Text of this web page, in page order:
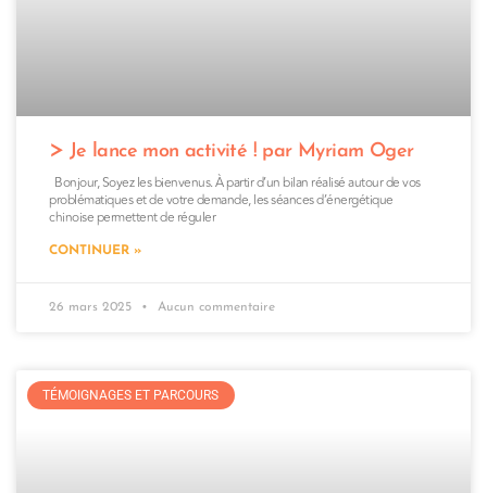
Je lance mon activité ! par Myriam Oger
Bonjour, Soyez les bienvenus. À partir d’un bilan réalisé autour de vos
problématiques et de votre demande, les séances d’énergétique
chinoise permettent de réguler
CONTINUER »
26 mars 2025 Aucun commentaire
TÉMOIGNAGES ET PARCOURS